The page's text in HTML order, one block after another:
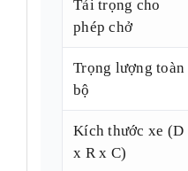
Tải trọng cho
phép chở
Trọng lượng toàn
bộ
Kích thước xe (D
x R x C)